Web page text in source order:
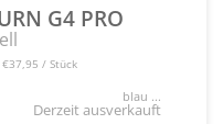
G4 PRO
/ Stück
blau ...
Derzeit ausverkauft